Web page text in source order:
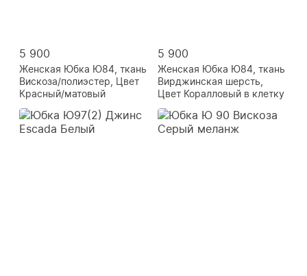
5 900
Женская Юбка Ю84, ткань
Вискоза/полиэстер, Цвет
Красный/матовый
5 900
Женская Юбка Ю84, ткань
Вирджинская шерсть,
Цвет Коралловый в клетку